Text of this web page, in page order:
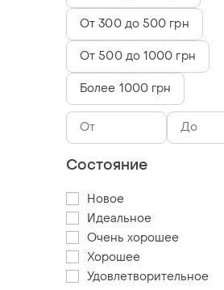
От 300 до 500 грн
От 500 до 1000 грн
Более 1000 грн
Состояние
Новое
Идеальное
Очень хорошее
Хорошее
Удовлетворительное